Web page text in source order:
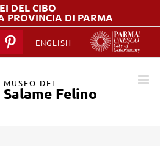
DELCIBO
PROVINCIA DI PARMA
ENGLISH
Pinterest
MUSEO DEL
Salame Felino